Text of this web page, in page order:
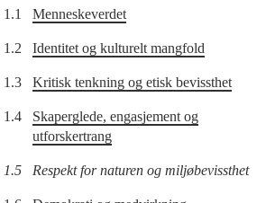
1.1 Menneskeverdet
1.2 Identitet og kulturelt mangfold
1.3 Kritisk tenkning og etisk bevissthet
1.4
Skaperglede, engasjement og
utforskertrang
1.5 Respekt for naturen og miljøbevissthet